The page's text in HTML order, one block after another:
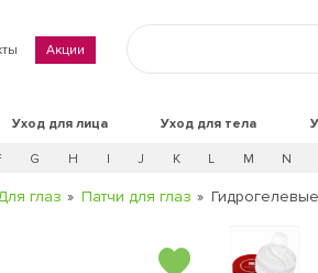
Акции
Уход для лица Уход для тела
G H I J K L M N
глаз Патчи для глаз